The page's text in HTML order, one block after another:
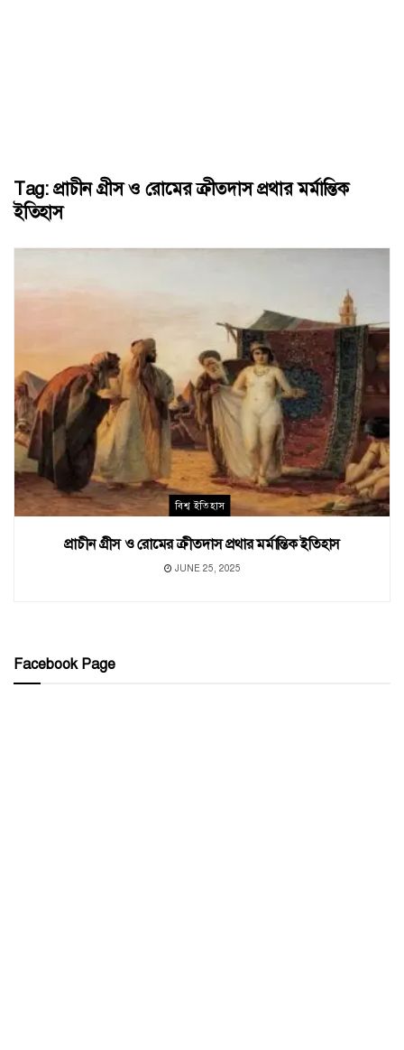
Tag: প্রাচীন গ্রীস ও রোমের ক্রীতদাস প্রথার মর্মান্তিক
ইতিহাস
বিশ্ব ইতিহাস
প্রাচীন গ্রীস ও রোমের ক্রীতদাস প্রথার মর্মান্তিক ইতিহাস
JUNE 25, 2025
Facebook Page